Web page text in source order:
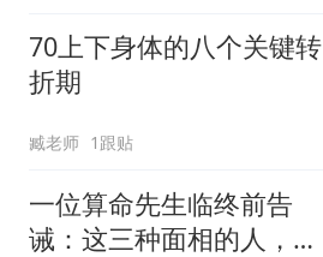
70上下身体的八个关键转
折期
臧老师 1跟贴
一位算命先生临终前告
诫：这三种面相的人，一